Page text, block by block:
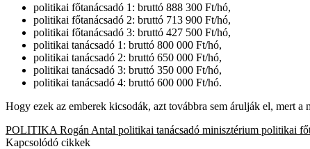
politikai főtanácsadó 1: bruttó 888 300 Ft/hó,
politikai főtanácsadó 2: bruttó 713 900 Ft/hó,
politikai főtanácsadó 3: bruttó 427 500 Ft/hó,
politikai tanácsadó 1: bruttó 800 000 Ft/hó,
politikai tanácsadó 2: bruttó 650 000 Ft/hó,
politikai tanácsadó 3: bruttó 350 000 Ft/hó,
politikai tanácsadó 4: bruttó 600 000 Ft/hó.
Hogy ezek az emberek kicsodák, azt továbbra sem árulják el, mert a
POLITIKA Rogán Antal politikai tanácsadó minisztérium politikai
Kapcsolódó cikkek